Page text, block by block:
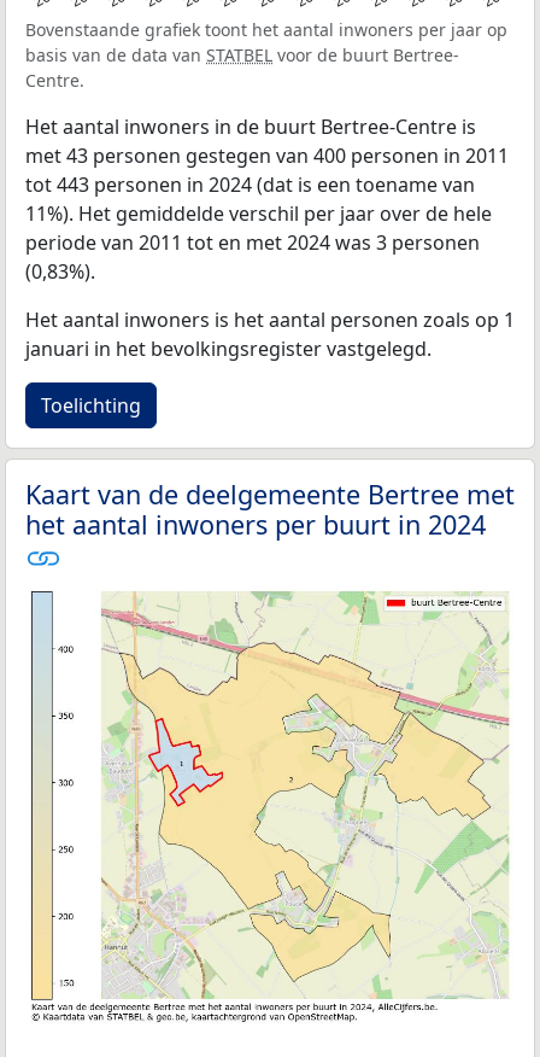
Bovenstaande grafiek toont het aantal inwoners per jaar op
basis van de data van STATBEL voor de buurt Bertree-
Centre.
Het aantal inwoners in de buurt Bertree-Centre is
met 43 personen gestegen van 400 personen in 2011
tot 443 personen in 2024 (dat is een toename van
11%). Het gemiddelde verschil per jaar over de hele
periode van 2011 tot en met 2024 was 3 personen
(0,83%).
Het aantal inwoners is het aantal personen zoals op 1
januari in het bevolkingsregister vastgelegd.
Toelichting
Kaart van de deelgemeente Bertree met
het aantal inwoners per buurt in 2024